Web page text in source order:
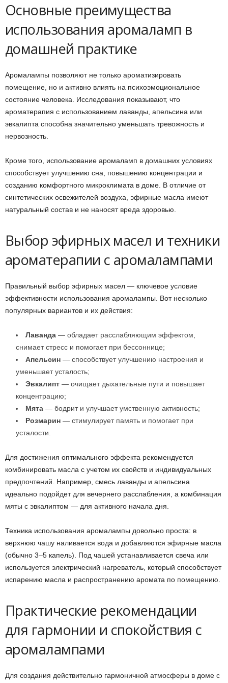
Основные преимущества
использования аромаламп в
домашней практике
Аромалампы позволяют не только ароматизировать
помещение, но и активно влиять на психоэмоциональное
состояние человека. Исследования показывают, что
ароматерапия с использованием лаванды, апельсина или
эвкалипта способна значительно уменьшать тревожность и
нервозность.
Кроме того, использование аромаламп в домашних условиях
способствует улучшению сна, повышению концентрации и
созданию комфортного микроклимата в доме. В отличие от
синтетических освежителей воздуха, эфирные масла имеют
натуральный состав и не наносят вреда здоровью.
Выбор эфирных масел и техники
ароматерапии с аромалампами
Правильный выбор эфирных масел — ключевое условие
эффективности использования аромалампы. Вот несколько
популярных вариантов и их действия:
Лаванда — обладает расслабляющим эффектом,
снимает стресс и помогает при бессоннице;
Апельсин — способствует улучшению настроения и
уменьшает усталость;
Эвкалипт — очищает дыхательные пути и повышает
концентрацию;
Мята — бодрит и улучшает умственную активность;
Розмарин — стимулирует память и помогает при
усталости.
Для достижения оптимального эффекта рекомендуется
комбинировать масла с учетом их свойств и индивидуальных
предпочтений. Например, смесь лаванды и апельсина
идеально подойдет для вечернего расслабления, а комбинация
мяты с эвкалиптом — для активного начала дня.
Техника использования аромалампы довольно проста: в
верхнюю чашу наливается вода и добавляются эфирные масла
(обычно 3–5 капель). Под чашей устанавливается свеча или
используется электрический нагреватель, который способствует
испарению масла и распространению аромата по помещению.
Практические рекомендации
для гармонии и спокойствия с
аромалампами
Для создания действительно гармоничной атмосферы в доме с